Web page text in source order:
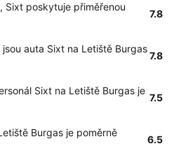
Sixt poskytuje přiměřenou
7.8
auta Sixt na Letiště Burgas
7.8
Sixt na Letiště Burgas je
7.5
Burgas je poměrně
6.5